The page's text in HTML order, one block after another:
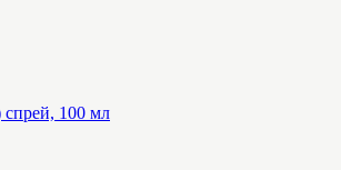
100 мл